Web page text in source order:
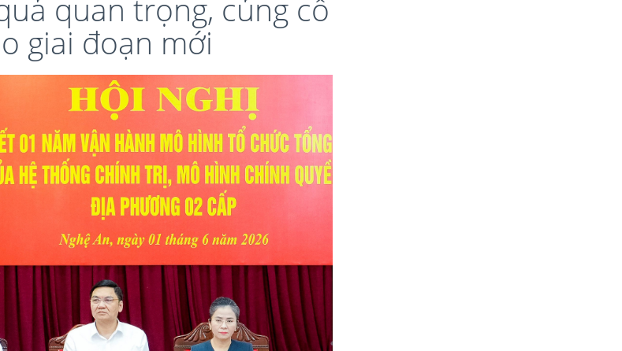
quan trọng, củng cố
giai đoạn mới